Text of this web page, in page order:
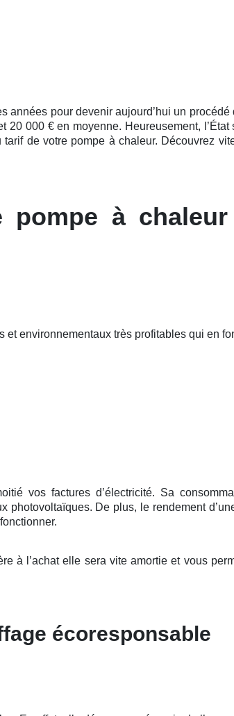
années pour devenir aujourd’hui un
000 € en moyenne. Heureusement,
de votre pompe à chaleur. Découvrez
pompe à
environnementaux très profitables qui en
vos factures d’électricité. Sa
De plus, le rendement
à l’achat elle sera vite amortie et vous
écoresponsable